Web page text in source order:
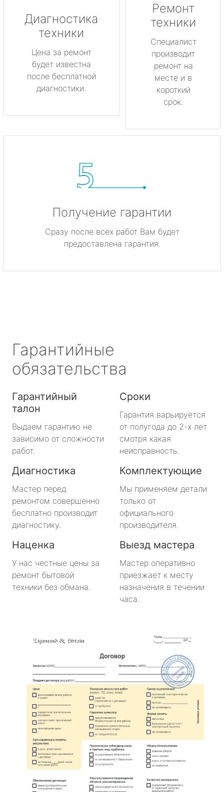
Диагностика
техники
Цена за ремонт
будет известна
после бесплатной
диагностики.
Ремонт
техники
Специалист
производит
ремонт на
месте и в
короткий
срок.
Получение гарантии
Сразу после всех работ Вам будет
предоставлена гарантия.
Гарантийные
обязательства
Гарантийный
талон
Выдаем гарантию не
зависимо от сложности
работ.
Сроки
Гарантия варьируется
от полугода до 2-х лет
смотря какая
неисправность.
Диагностика
Мастер перед
ремонтом совершенно
бесплатно производит
диагностику.
Комплектующие
Мы применяем детали
только от
официального
производителя.
Наценка
У нас честные цены за
ремонт бытовой
техники без обмана.
Выезд мастера
Мастер оперативно
приезжает к месту
назначения в течении
часа.